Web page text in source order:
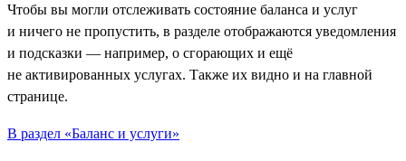
Чтобы вы могли отслеживать состояние баланса и услуг
и ничего не пропустить, в разделе отображаются уведомления
и подсказки — например, о сгорающих и ещё
не активированных услугах. Также их видно и на главной
странице.
В раздел «Баланс и услуги»